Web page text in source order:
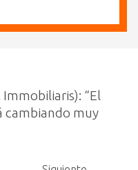
“El
cambiando muy